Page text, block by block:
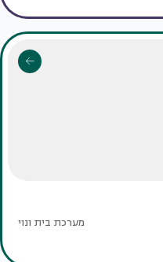
מערכת בית ונוי